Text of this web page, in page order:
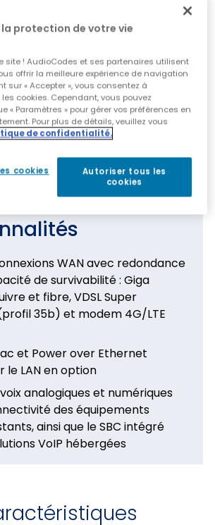
jusqu'à 1 Gbit/s avec trafic
pour la connexion entre
et le cloud ou entre les
et le datacenter
en-un, parfait pour tout
migration all-IP
survivabilité et résilience des
données et de téléphonie en cas
du WAN
WAN avec redondance
de survivabilité : Giga
et fibre, VDSL Super
35b) et modem 4G/LTE
et Power over Ethernet
le LAN en option
analogiques et numériques
des équipements
ainsi que le SBC intégré
VoIP hébergées
la protection de votre vie
site ! AudioCodes et ses partenaires utilisent
offrir la meilleure expérience de navigation
sur « Accepter », vous consentez à
cookies. Cependant, vous pouvez
« Paramètres » pour gérer vos préférences en
Pour plus de détails, veuillez vous
de confidentialité.
cookies
Autoriser tous les
cookies